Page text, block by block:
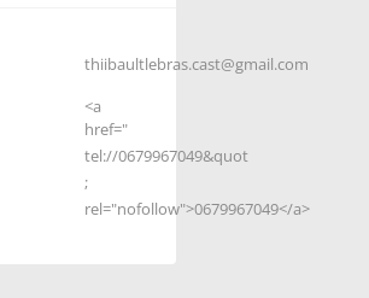
thiibaultlebras.cast@gmail.com
<a
href="
tel://0679967049&quot
;
rel="nofollow">0679967049</a>